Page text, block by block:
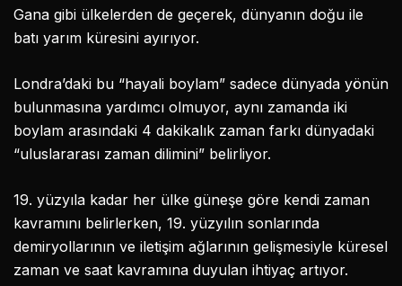
Gana gibi ülkelerden de geçerek, dünyanın doğu ile
batı yarım küresini ayırıyor.
Londra’daki bu “hayali boylam” sadece dünyada yönün
bulunmasına yardımcı olmuyor, aynı zamanda iki
boylam arasındaki 4 dakikalık zaman farkı dünyadaki
“uluslararası zaman dilimini” belirliyor.
19. yüzyıla kadar her ülke güneşe göre kendi zaman
kavramını belirlerken, 19. yüzyılın sonlarında
demiryollarının ve iletişim ağlarının gelişmesiyle küresel
zaman ve saat kavramına duyulan ihtiyaç artıyor.